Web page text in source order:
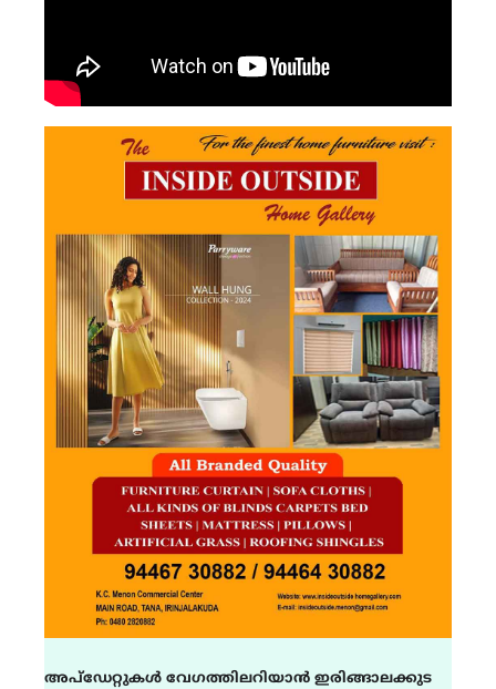
അപ്ഡേറ്റുകൾ വേഗത്തിലറിയാൻ ഇരിങ്ങാലക്കുട